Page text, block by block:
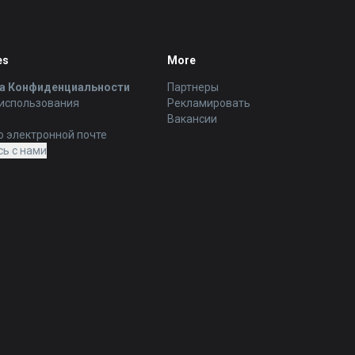
Конфиденциальности
электронной почте
с нами
More
Партнеры
Рекламировать
Вакансии